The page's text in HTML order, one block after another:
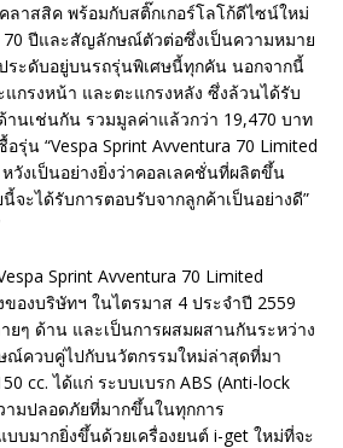
ลาสสิค พร้อมกับสติ๊กเกอร์โลโก้ดีไซน์ใหม่
ปีและสัญลักษณ์ตัวต่อซึ่งเป็นความหมาย
ระดับอยู่บนรถรุ่นพิเศษนี้ทุกคัน นอกจากนี้
กรงหน้า และตะแกรงหลัง ซึ่งล้วนได้รับ
านเช่นกัน รวมมูลค่าแล้วกว่า 19,470 บาท
รุ่น “Vespa Sprint Avventura 70 Limited
วังเป็นอย่างยิ่งว่าคอลเลคชั่นที่ผลิตขึ้น
จะได้รับการตอบรับจากลูกค้าเป็นอย่างดี”
Sprint Avventura 70 Limited
ของบริษัทฯ ในไตรมาส 4 ประจำปี 2559
ยๆ ด้าน และเป็นการผสมผสานกันระหว่าง
ณ์ควบคู่ไปกับนวัตกรรมใหม่ล่าสุดที่มา
cc. ได้แก่ ระบบเบรก ABS (Anti-lock
ามปลอดภัยที่มากขึ้นในทุกการ
มากยิ่งขึ้นด้วยเครื่องยนต์ i-get ใหม่ที่จะ